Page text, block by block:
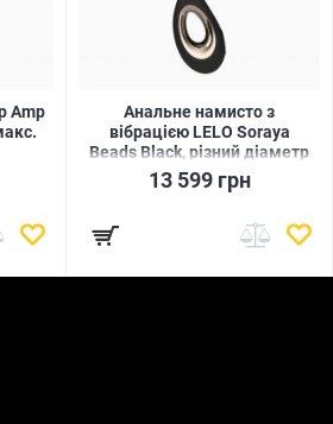
Amp
Анальне намисто з
вібрацією LELO Soraya
Beads Black, різний діаметр
намистин, 8 режимів
13 599 грн